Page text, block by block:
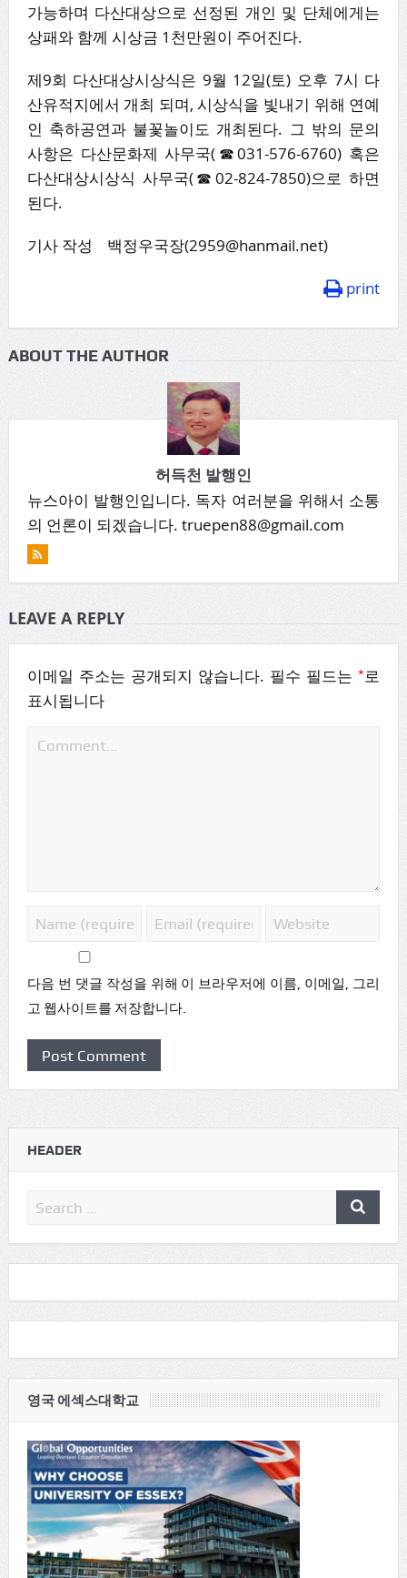
가능하며 다산대상으로 선정된 개인 및 단체에게는
상패와 함께 시상금 1천만원이 주어진다.
제9회 다산대상시상식은 9월 12일(토) 오후 7시 다
산유적지에서 개최 되며, 시상식을 빛내기 위해 연예
인 축하공연과 불꽃놀이도 개최된다. 그 밖의 문의
사항은 다산문화제 사무국(☎031-576-6760) 혹은
다산대상시상식 사무국(☎02-824-7850)으로 하면
된다.
기사 작성 백정우국장(2959@hanmail.net)
print
ABOUT THE AUTHOR
허득천 발행인
뉴스아이 발행인입니다. 독자 여러분을 위해서 소통
의 언론이 되겠습니다. truepen88@gmail.com
LEAVE A REPLY
이메일 주소는 공개되지 않습니다. 필수 필드는*로
표시됩니다
다음 번 댓글 작성을 위해 이 브라우저에 이름, 이메일, 그리
고 웹사이트를 저장합니다.
HEADER
영국 에섹스대학교